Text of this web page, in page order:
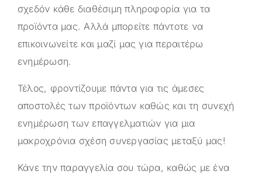
σχεδόν κάθε διαθέσιμη πληροφορία για τα
προϊόντα μας. Αλλά μπορείτε πάντοτε να
επικοινωνείτε και μαζί μας για περαιτέρω
ενημέρωση.
Τέλος, φροντίζουμε πάντα για τις άμεσες
αποστολές των προϊόντων καθώς και τη συνεχή
ενημέρωση των επαγγελματιών για μια
μακροχρόνια σχέση συνεργασίας μεταξύ μας!
Κάνε την παραγγελία σου τώρα, καθώς με ένα